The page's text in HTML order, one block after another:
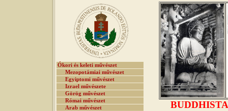
Ókori és keleti művészet
Mezopotámiai művészet
Egyiptomi művészet
Izrael művészete
Görög művészet
Római művészet
Arab művészet